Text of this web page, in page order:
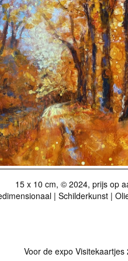
15 x 10 cm, © 2024, prijs op
| Schilderkunst |
Voor de expo Visitekaartjes